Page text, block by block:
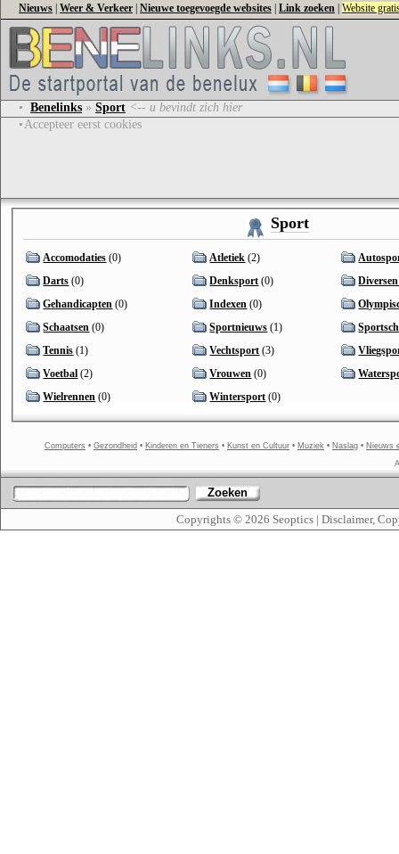
Nieuws Weer & Verkeer Nieuwe toegevoegde websites Link zoeken Website
• Benelinks » Sport <-- u bevindt zich hier
•Accepteer eerst cookies
Sport
Accomodaties (0) Atletiek (2)
Darts (0) Denksport (0)
Gehandicapten (0) Indexen (0)
Schaatsen (0) Sportnieuws (1)
Tennis (1) Vechtsport (3)
Voetbal (2) Vrouwen (0)
Wielrennen (0) Wintersport (0)
Computers • Gezondheid • Kinderen en Tieners • Kunst en Cultuur • Muziek • Naslag • Nieuws
Zoeken
Copyrights © 2026 Seoptics | Disclaimer,